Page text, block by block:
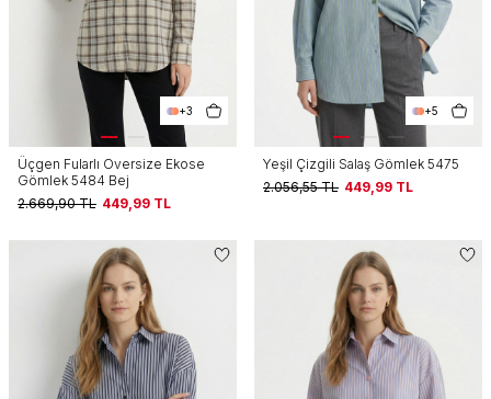
+3
Üçgen Fularlı Oversize Ekose
Gömlek 5484 Bej
2.669,90TL 449,99 TL
+5
Yeşil Çizgili Salaş Gömlek 5475
2.056,55TL 449,99 TL